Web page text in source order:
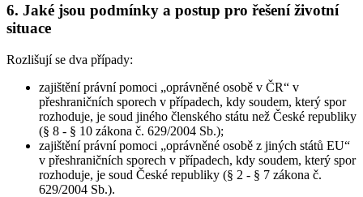
6. Jaké jsou podmínky a postup pro řešení životní
situace
Rozlišují se dva případy:
zajištění právní pomoci „oprávněné osobě v ČR“ v
přeshraničních sporech v případech, kdy soudem, který spor
rozhoduje, je soud jiného členského státu než České republiky
(§ 8 - § 10 zákona č. 629/2004 Sb.);
zajištění právní pomoci „oprávněné osobě z jiných států EU“
v přeshraničních sporech v případech, kdy soudem, který spor
rozhoduje, je soud České republiky (§ 2 - § 7 zákona č.
629/2004 Sb.).